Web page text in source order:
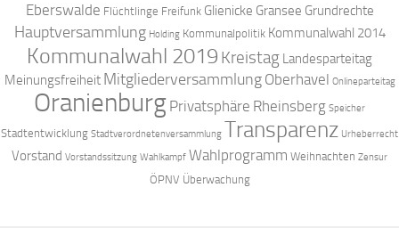
Eberswalde Flüchtlinge Freifunk Glienicke Gransee Grundrechte
Hauptversammlung Holding Kommunalpolitik Kommunalwahl 2014
Kommunalwahl 2019 Kreistag Landesparteitag
Meinungsfreiheit Mitgliederversammlung Oberhavel Onlineparteitag
Oranienburg Privatsphäre Rheinsberg Speicher
Stadtentwicklung Stadtverordnetenversammlung Transparenz Urheberrecht
Vorstand Vorstandssitzung Wahlkampf Wahlprogramm Weihnachten Zensur
ÖPNV Überwachung